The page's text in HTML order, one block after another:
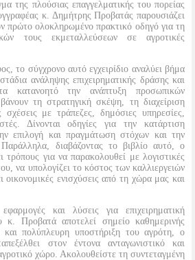
της πλούσιας επαγγελματικής του πορείας
κ. Δημήτρης Προβατάς παρουσιάζει
πρώτο ολοκληρωμένο πρακτικό οδηγό για τη
τους εκμεταλλεύσεων σε αγροτικές
το σύγχρονο αυτό εγχειρίδιο αναλύει βήμα
ανάληψης επιχειρηματικής δράσης και
κατανοητό την ανάπτυξη προσωπικών
τη στρατηγική σκέψη, τη διαχείριση
σχέσεις με τράπεζες, δημόσιες υπηρεσίες,
Δίνονται οδηγίες για την κατάρτιση
επιλογή και πραγμάτωση στόχων και την
διαβάζοντας το βιβλίο αυτό, ο
τρόπους για να παρακολουθεί με λογιστικές
να υπολογίζει το κόστος των καλλιεργειών
οικονομικές ενισχύσεις από τη χώρα μας και
και λύσεις για επιχειρηματική
κ. Προβατά αποτελεί σημείο καθημερινής
πολύπλευρη υποστήριξη του αγρότη, ο
στον έντονα ανταγωνιστικό και
χώρο. Ακολουθείστε τη συντεταγμένη